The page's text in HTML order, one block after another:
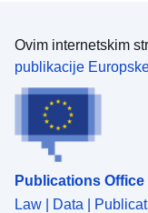
Vremenska
pokrivenost:
Ovim internetskim
publikacije
Publications
Law | Data |